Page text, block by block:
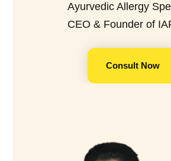
Ayurvedic Allergy
CEO & Founder of
Consult Now